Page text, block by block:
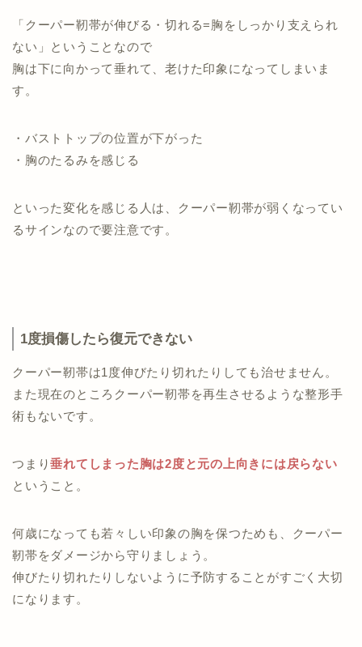
「クーパー靭帯が伸びる・切れる=胸をしっかり支えられ
ない」ということなので
胸は下に向かって垂れて、老けた印象になってしまいま
す。
・バストトップの位置が下がった
・胸のたるみを感じる
といった変化を感じる人は、クーパー靭帯が弱くなってい
るサインなので要注意です。
1度損傷したら復元できない
クーパー靭帯は1度伸びたり切れたりしても治せません。
また現在のところクーパー靭帯を再生させるような整形手
術もないです。
つまり垂れてしまった胸は2度と元の上向きには戻らない
ということ。
何歳になっても若々しい印象の胸を保つためも、クーパー
靭帯をダメージから守りましょう。
伸びたり切れたりしないように予防することがすごく大切
になります。